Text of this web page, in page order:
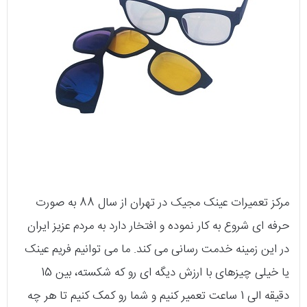
مرکز تعمیرات عینک مجیک در تهران از سال 88 به صورت
حرفه ای شروع به کار نموده و افتخار دارد به مردم عزیز ایران
در این زمینه خدمت رسانی می کند. ما می توانیم فریم عینک
یا خیلی چیزهای با ارزش دیگه ای رو که شکسته، بین 15
دقیقه الی 1 ساعت تعمیر کنیم و شما رو کمک کنیم تا هر چه